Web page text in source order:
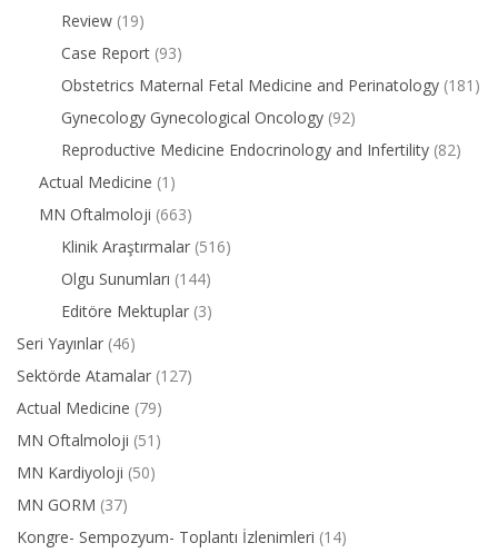
Review (19)
Case Report (93)
Obstetrics Maternal Fetal Medicine and Perinatology (181)
Gynecology Gynecological Oncology (92)
Reproductive Medicine Endocrinology and Infertility (82)
Actual Medicine (1)
MN Oftalmoloji (663)
Klinik Araştırmalar (516)
Olgu Sunumları (144)
Editöre Mektuplar (3)
Seri Yayınlar (46)
Sektörde Atamalar (127)
Actual Medicine (79)
MN Oftalmoloji (51)
MN Kardiyoloji (50)
MN GORM (37)
Kongre- Sempozyum- Toplantı İzlenimleri (14)